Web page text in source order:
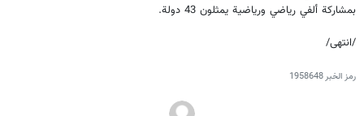
بمشاركة ألفي رياضي ورياضية يمثلون 43 دولة.
/انتهى/
رمز الخبر1958648